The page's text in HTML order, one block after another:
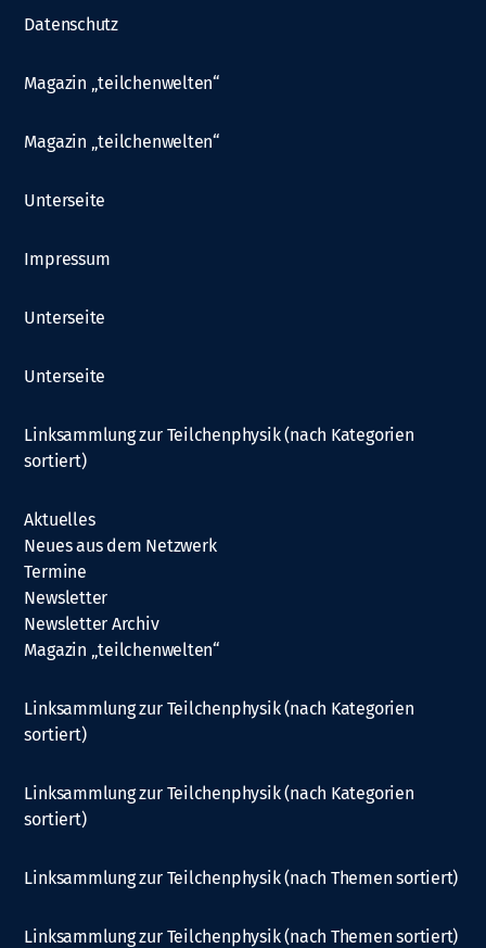
Datenschutz
Magazin „teilchenwelten“
Magazin „teilchenwelten“
Unterseite
Impressum
Unterseite
Unterseite
Linksammlung zur Teilchenphysik (nach Kategorien
sortiert)
Aktuelles
Neues aus dem Netzwerk
Termine
Newsletter
Newsletter Archiv
Magazin „teilchenwelten“
Linksammlung zur Teilchenphysik (nach Kategorien
sortiert)
Linksammlung zur Teilchenphysik (nach Kategorien
sortiert)
Linksammlung zur Teilchenphysik (nach Themen sortiert)
Linksammlung zur Teilchenphysik (nach Themen sortiert)